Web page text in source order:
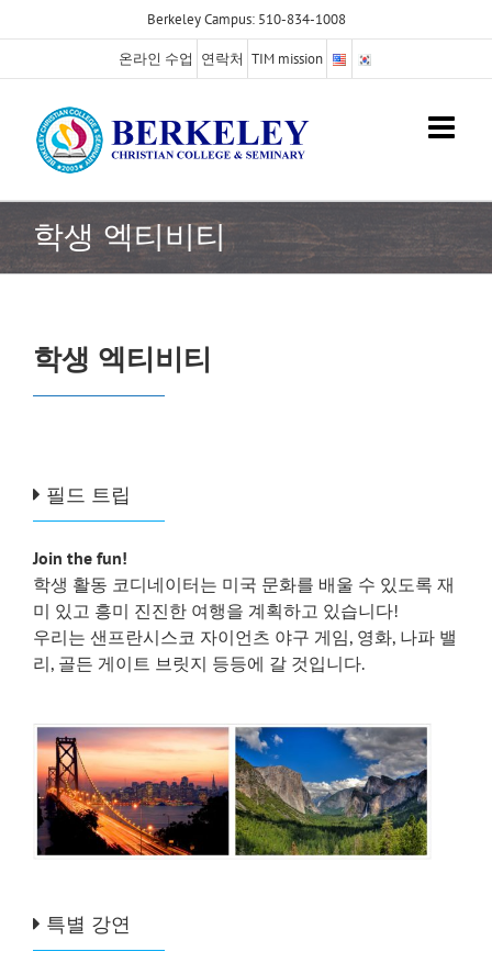
to
Berkeley Campus: 510-834-1008
온라인 수업 연락처 TIM mission
학생 엑티비티
학생 엑티비티
필드 트립
Join the fun!
학생 활동 코디네이터는 미국 문화를 배울 수 있도록 재
미 있고 흥미 진진한 여행을 계획하고 있습니다!
우리는 샌프란시스코 자이언츠 야구 게임, 영화, 나파 밸
리, 골든 게이트 브릿지 등등에 갈 것입니다.
특별 강연